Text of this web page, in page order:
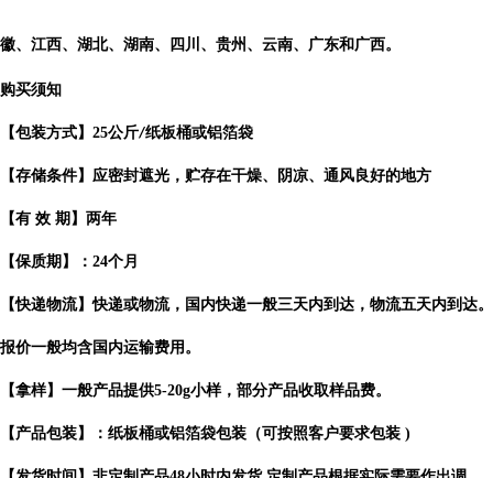
徽、江西、湖北、湖南、四川、贵州、云南、广东和广西。
购买须知
【包装方式】 25公斤/纸板桶或铝箔袋
【存储条件】应密封遮光，贮存在干燥、阴凉、通风良好的地方
【有 效 期】两年
【保质期】： 24个月
【快递物流】快递或物流，国内快递一般三天内到达，物流五天内到达。
报价一般均含国内运输费用。
【拿样】一般产品提供5-20g小样，部分产品收取样品费。
【产品包装】：纸板桶或铝箔袋包装（可按照客户要求包装 )